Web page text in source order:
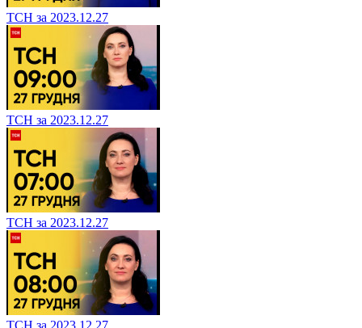
ТСН за 2023.12.27
ТСН за 2023.12.27
ТСН за 2023.12.27
ТСН за 2023.12.27